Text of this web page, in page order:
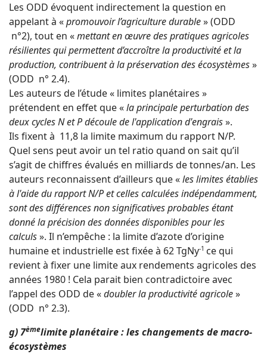
Les ODD évoquent indirectement la question en
appelant à «promouvoir l’agriculture durable» (ODD
n°2), tout en «mettant en œuvre des pratiques agricoles
résilientes qui permettent d’accroître la productivité et la
production, contribuent à la préservation des écosystèmes»
(ODD n° 2.4).
Les auteurs de l’étude « limites planétaires »
prétendent en effet que «la principale perturbation des
deux cycles N et P découle de l'application d'engrais».
Ils fixent à 11,8 la limite maximum du rapport N/P.
Quel sens peut avoir un tel ratio quand on sait qu’il
s’agit de chiffres évalués en milliards de tonnes/an. Les
auteurs reconnaissent d’ailleurs que «les limites établies
à l'aide du rapport N/P et celles calculées indépendamment,
sont des différences non significatives probables étant
donné la précision des données disponibles pour les
calculs». Il n’empêche : la limite d’azote d’origine
humaine et industrielle est fixée à 62 TgNy-1 ce qui
revient à fixer une limite aux rendements agricoles des
années 1980 ! Cela parait bien contradictoire avec
l’appel des ODD de «doubler la productivité agricole»
(ODD n° 2.3).
g) 7èmelimite planétaire : les changements de macro-
écosystèmes